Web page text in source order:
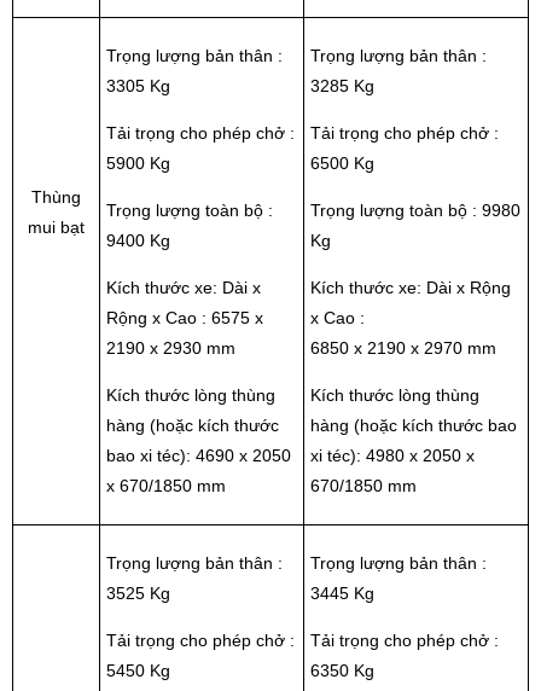
Thùng
mui bạt
Trọng lượng bản thân :
3305 Kg
Tải trọng cho phép chở :
5900 Kg
Trọng lượng toàn bộ :
9400 Kg
Kích thước xe: Dài x
Rộng x Cao : 6575 x
2190 x 2930 mm
Kích thước lòng thùng
hàng (hoặc kích thước
bao xi téc): 4690 x 2050
x 670/1850 mm
Trọng lượng bản thân :
3285 Kg
Tải trọng cho phép chở :
6500 Kg
Trọng lượng toàn bộ : 9980
Kg
Kích thước xe: Dài x Rộng
x Cao :
6850 x 2190 x 2970 mm
Kích thước lòng thùng
hàng (hoặc kích thước bao
xi téc): 4980 x 2050 x
670/1850 mm
Trọng lượng bản thân :
3525 Kg
Tải trọng cho phép chở :
5450 Kg
Trọng lượng bản thân :
3445 Kg
Tải trọng cho phép chở :
6350 Kg